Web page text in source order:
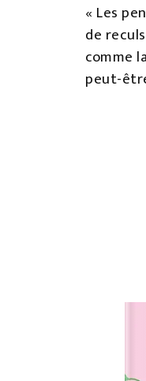
« Les
de
comme
peut-